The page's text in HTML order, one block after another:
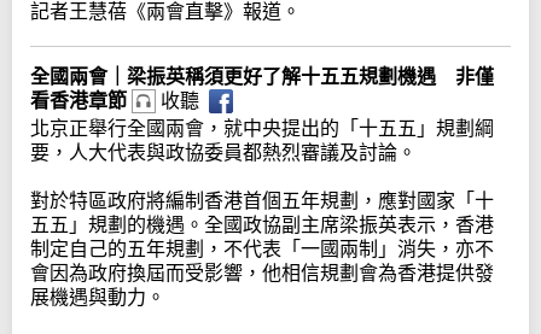
記者王慧蓓《兩會直擊》報道。
全國兩會｜梁振英稱須更好了解十五五規劃機遇 非僅
看香港章節
收聽
北京正舉行全國兩會，就中央提出的「十五五」規劃綱
要，人大代表與政協委員都熱烈審議及討論。
對於特區政府將編制香港首個五年規劃，應對國家「十
五五」規劃的機遇。全國政協副主席梁振英表示，香港
制定自己的五年規劃，不代表「一國兩制」消失，亦不
會因為政府換屆而受影響，他相信規劃會為香港提供發
展機遇與動力。